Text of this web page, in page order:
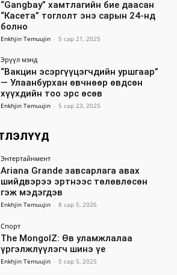
“Gangbay” хамтлагийн бие даасан
“Касета” тоглолт энэ сарын 24-нд
болно
Enkhjin Temuujin - 5 сар 21, 2025
Эрүүл мэнд
“Вакцин эсэргүүцэгчдийн уршгаар”
— Улаанбурхан өвчнөөр өвдсөн
хүүхдийн тоо эрс өсөв
Enkhjin Temuujin - 5 сар 23, 2025
Энтертайнмент
Ariana Grande завсарлага авах
шийдвэрээ эртнээс төлөвлөсөн
гэж мэдэгдэв
Enkhjin Temuujin - 8 сар 5, 2026
Спорт
The MongolZ: Өв уламжлалаа
үргэлжлүүлэгч шинэ үе
Enkhjin Temuujin - 5 сар 5, 2025